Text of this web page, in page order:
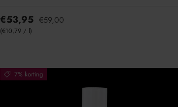
€53,95 €59,00
Eenheid prijs
€10,79 / l
7% korting